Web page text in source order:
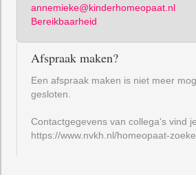
annemieke@kinderhomeopaat.nl
Bereikbaarheid
Afspraak maken?
Een afspraak maken is niet meer
gesloten.
Contactgegevens van collega's vind
https://www.nvkh.nl/homeopaat-